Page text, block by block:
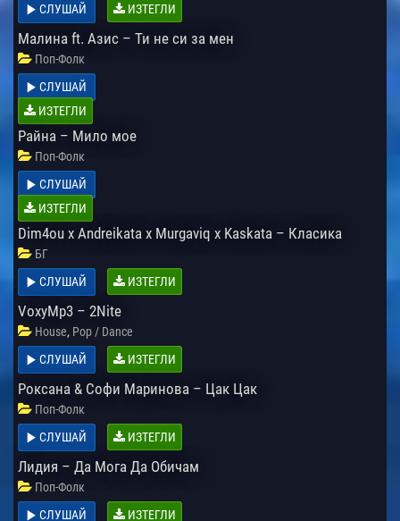
СЛУШАЙ
ИЗТЕГЛИ
Малина ft. Азис – Ти не си за мен
Поп-Фолк
СЛУШАЙ
ИЗТЕГЛИ
Райна – Мило мое
Поп-Фолк
СЛУШАЙ
ИЗТЕГЛИ
Dim4ou x Andreikata x Murgaviq x Kaskata – Класика
БГ
СЛУШАЙ
ИЗТЕГЛИ
VoxyMp3 – 2Nite
House, Pop / Dance
СЛУШАЙ
ИЗТЕГЛИ
Роксана & Софи Маринова – Цак Цак
Поп-Фолк
СЛУШАЙ
ИЗТЕГЛИ
Лидия – Да Мога Да Обичам
Поп-Фолк
СЛУШАЙ
ИЗТЕГЛИ